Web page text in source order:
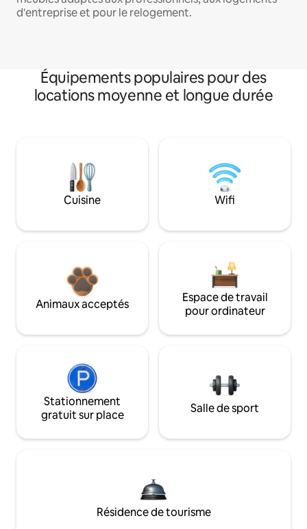
d'entreprise et pour le relogement.
Équipements populaires pour des
locations moyenne et longue durée
Cuisine Wifi
Animaux acceptés
Espace de travail
pour ordinateur
Stationnement
gratuit sur place
Salle de sport
Résidence de tourisme